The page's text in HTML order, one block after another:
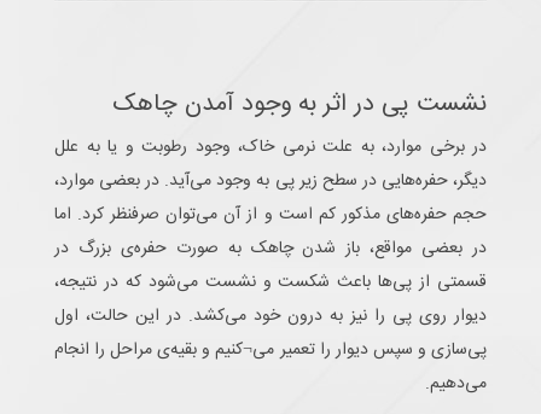
نشست پی در اثر به وجود آمدن چاهک
در برخی موارد، به علت نرمی خاک، وجود رطوبت و یا به علل
دیگر، حفره‌هایی در سطح زیر پی به وجود می‌آید. در بعضی موارد،
حجم حفره‌های مذکور کم است و از آن می‌توان صرفنظر کرد. اما
در بعضی مواقع، باز شدن چاهک به صورت حفره‌ی بزرگ در
قسمتی از پی‌ها باعث شکست و نشست می‌شود که در نتیجه،
دیوار روی پی را نیز به درون خود می‌کشد. در این حالت، اول
پی‌سازی و سپس دیوار را تعمیر می¬کنیم و بقیه‌ی مراحل را انجام
می‌دهیم.